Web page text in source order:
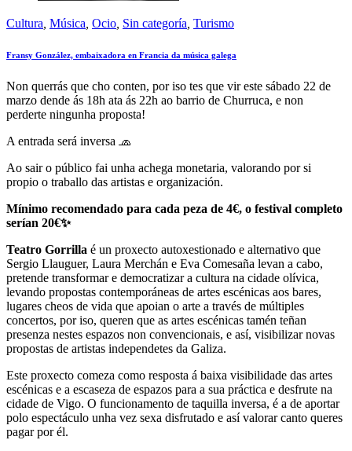
Cultura Música Ocio Sin categoría Turismo
Fransy González, embaixadora en Francia da música galega
Non querrás que cho conten, por iso tes que vir este sábado 22 de
marzo dende ás 18h ata ás 22h ao barrio de Churruca, e non
perderte ningunha proposta!
A entrada será inversa 🧢
Ao sair o público fai unha achega monetaria, valorando por si
propio o traballo das artistas e organización.
Mínimo recomendado para cada peza de 4€, o festival completo
serían 20€✨️
Teatro Gorrilla é un proxecto autoxestionado e alternativo que
Sergio Llauguer, Laura Merchán e Eva Comesaña levan a cabo,
pretende transformar e democratizar a cultura na cidade olívica,
levando propostas contemporáneas de artes escénicas aos bares,
lugares cheos de vida que apoian o arte a través de múltiples
concertos, por iso, queren que as artes escénicas tamén teñan
presenza nestes espazos non convencionais, e así, visibilizar novas
propostas de artistas independetes da Galiza.
Este proxecto comeza como resposta á baixa visibilidade das artes
escénicas e a escaseza de espazos para a sua práctica e desfrute na
cidade de Vigo. O funcionamento de taquilla inversa, é a de aportar
polo espectáculo unha vez sexa disfrutado e así valorar canto queres
pagar por él.